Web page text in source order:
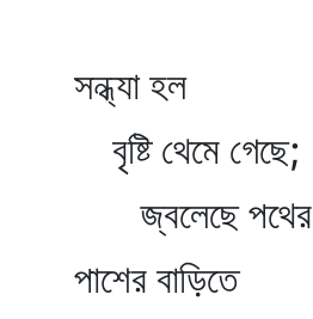
সন্ধ্যা হল
বৃষ্টি থেমে গেছে;
জ্বলেছে পথের
পাশের বাড়িতে